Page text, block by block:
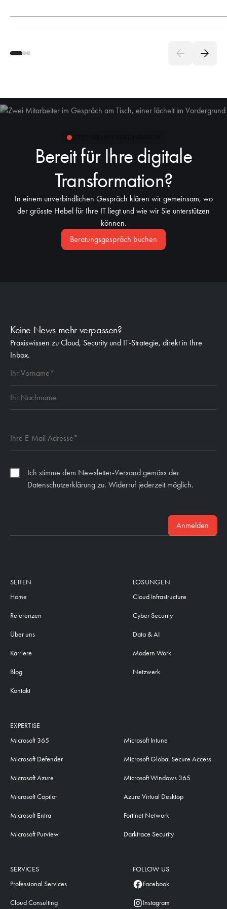
Bereit für Ihre digitale
Transformation?
In einem unverbindlichen Gespräch klären wir gemeinsam, wo
der grösste Hebel für Ihre IT liegt und wie wir Sie unterstützen
können.
Beratungsgespräch buchen
Keine News mehr verpassen?
Praxiswissen zu Cloud, Security und IT-Strategie, direkt in Ihre
Inbox.
Ich stimme dem Newsletter-Versand gemäss der
Datenschutzerklärung zu. Widerruf jederzeit möglich.
Anmelden
SEITEN
Home
Referenzen
Über uns
Karriere
Blog
Kontakt
LÖSUNGEN
Cloud Infrastructure
Cyber Security
Data & AI
Modern Work
Netzwerk
SERVICES
Professional Services
Cloud Consulting
EXPERTISE
Microsoft 365
Microsoft Defender
Microsoft Azure
Microsoft Copilot
Microsoft Entra
Microsoft Purview
Microsoft Intune
Microsoft Global Secure Access
Microsoft Windows 365
Azure Virtual Desktop
Fortinet Network
Darktrace Security
FOLLOW US
Facebook
Instagram